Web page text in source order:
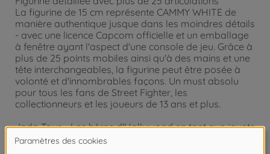
La figurine de 15 cm représente CAMMY WHITE de
manière authentique jusque dans les moindres détails
- avec une licence Capcom officielle et un emballage
à fenêtre ayant l'aspect d'une console de jeu. Grâce à
plus de 25 points mobiles ainsi qu'à des mains et une
tête interchangeables, la figurine peut être posée à
volonté et d'innombrables façons. Un must absolu
pour tous les fans de Street Fighter, les
collectionneurs et les joueurs de 13 ans et plus.
Jada Toys - Les héros d'Hollywood en tant que jouets
et objets de collection